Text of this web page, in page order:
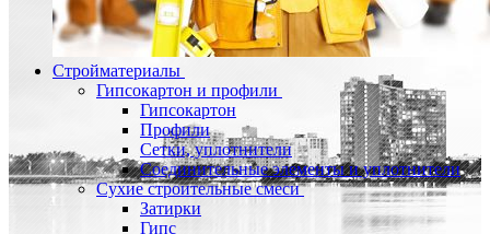
Стройматериалы
Гипсокартон и профили
Гипсокартон
Профили
Сетки, уплотнители
Соединительные элементы и уплотнители
Сухие строительные смеси
Затирки
Гипс